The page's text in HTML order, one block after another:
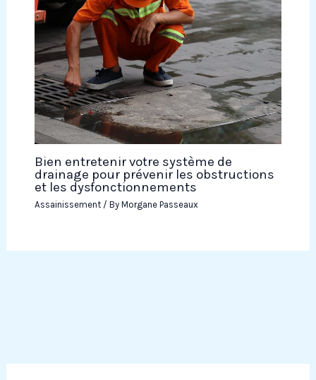
Bien entretenir votre système de
drainage pour prévenir les obstructions
et les dysfonctionnements
Assainissement/ By Morgane Passeaux